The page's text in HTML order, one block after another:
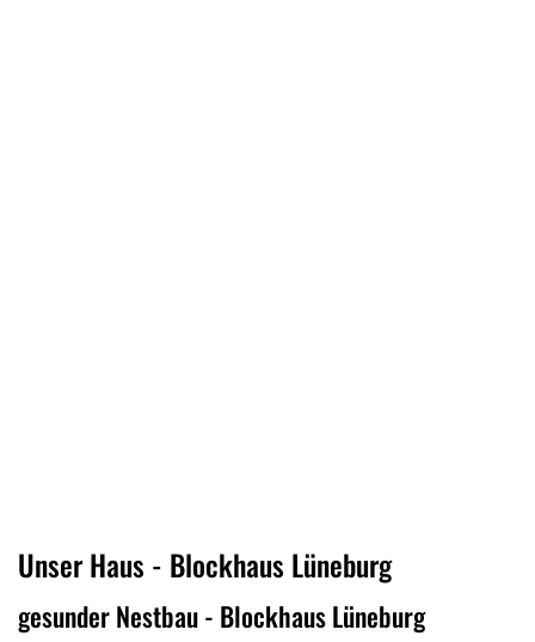
Unser Haus - Blockhaus Lüneburg
gesunder Nestbau - Blockhaus Lüneburg